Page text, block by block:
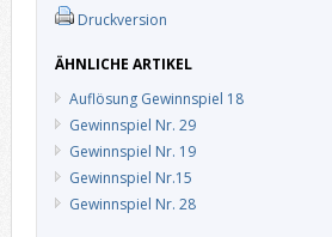
Druckversion
ÄHNLICHE ARTIKEL
Auflösung Gewinnspiel 18
Gewinnspiel Nr. 29
Gewinnspiel Nr. 19
Gewinnspiel Nr.15
Gewinnspiel Nr. 28